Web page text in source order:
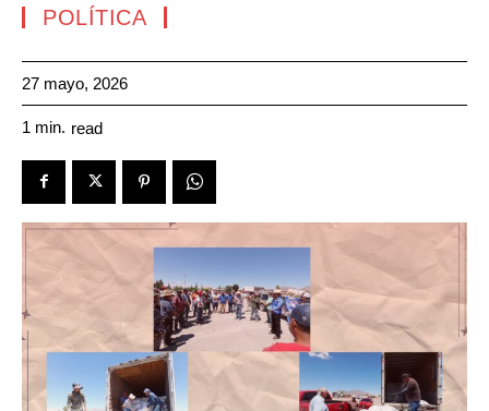
POLÍTICA
27 mayo, 2026
1 min. read